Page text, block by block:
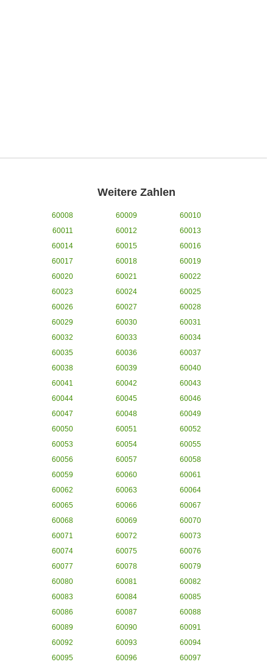
Weitere Zahlen
60008 60009
60010
60011
60012
60013
60014
60015
60016
60017
60018
60019
60020
60021
60022
60023
60024
60025
60026
60027
60028
60029
60030
60031
60032
60033
60034
60035
60036
60037
60038
60039
60040
60041
60042
60043
60044
60045
60046
60047
60048
60049
60050
60051
60052
60053
60054
60055
60056
60057
60058
60059
60060
60061
60062
60063
60064
60065
60066
60067
60068
60069
60070
60071
60072
60073
60074
60075
60076
60077
60078
60079
60080
60081
60082
60083
60084
60085
60086
60087
60088
60089
60090
60091
60092
60093
60094
60095
60096
60097